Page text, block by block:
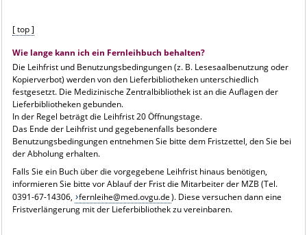
[ top ]
Wie lange kann ich ein Fernleihbuch behalten?
Die Leihfrist und Benutzungsbedingungen (z. B. Lesesaalbenutzung oder
Kopierverbot) werden von den Lieferbibliotheken unterschiedlich
festgesetzt. Die Medizinische Zentralbibliothek ist an die Auflagen der
Lieferbibliotheken gebunden.
In der Regel beträgt die Leihfrist 20 Öffnungstage.
Das Ende der Leihfrist und gegebenenfalls besondere
Benutzungsbedingungen entnehmen Sie bitte dem Fristzettel, den Sie bei
der Abholung erhalten.
Falls Sie ein Buch über die vorgegebene Leihfrist hinaus benötigen,
informieren Sie bitte vor Ablauf der Frist die Mitarbeiter der MZB (Tel.
0391-67-14306,
fernleihe@med.ovgu.de). Diese versuchen dann eine
Fristverlängerung mit der Lieferbibliothek zu vereinbaren.